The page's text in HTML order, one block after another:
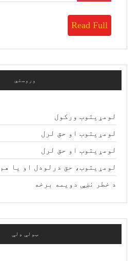
Read Full
Read
Full
وروستي
لومړیتوب ورکول
لومړیتوب او حق لرل
لومړیتوب او حق لرل
لومړیتوب، حق درلودل او یا
د خطر نښې دویمه برخه
ټولې ډلې